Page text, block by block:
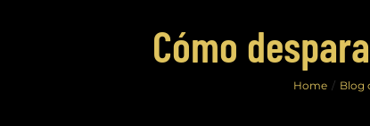
Cómo
Home Blog